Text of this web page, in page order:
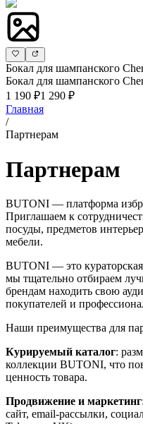
Бокал для шампанского
Бокал для шампанского
1 190 ₽1 290 ₽
Главная
/
Партнерам
Партнерам
BUTONI — платформа
Приглашаем к
посуды, предметов
мебели.
BUTONI — это
мы тщательно отбираем
брендам находить свою
покупателей и
Наши преимущества для
Курируемый каталог:
коллекции BUTONI, что
ценность товара.
Продвижение и маркетинг
сайт, email-рассылки,